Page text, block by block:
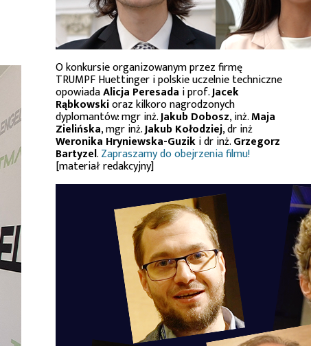
O konkursie organizowanym przez firmę
TRUMPF Huettinger i polskie uczelnie techniczne
opowiadaAlicja Peresada i prof.Jacek
Rąbkowskioraz kilkoro nagrodzonych
dyplomantów: mgr inż.Jakub Dobosz, inż.Maja
Zielińska, mgr inż.Jakub Kołodziej, dr inż
Weronika Hryniewska-Guziki dr inż.Grzegorz
Bartyzel.Zapraszamy do obejrzenia filmu!
[materiał redakcyjny]